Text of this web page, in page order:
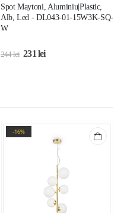
Spot Maytoni, Aluminiu|Plastic,
Alb, Led - DL043-01-15W3K-SQ-
W
244lei 231lei
-16%